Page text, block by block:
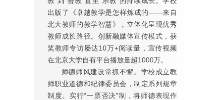
出版了《卓越教学是怎样炼成的——来自
北大教师的教学智慧》，立体化呈现优秀
教师成长路径。创新融媒体宣传模式，获
奖教师专访屡达10万+阅读量，宣传视频
在北京大学自有平台播放量超1000万。
师德师风建设常抓不懈。学校成立教
师职业道德和纪律委员会，制定系列规章
制度。实行“一票否决”制，将师德表现作